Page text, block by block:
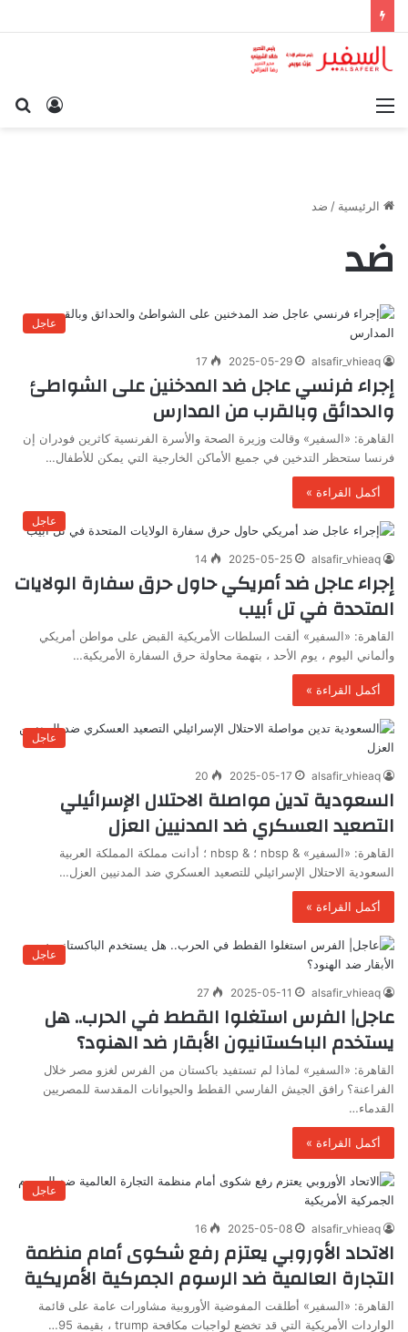
تسجيل
الرئيسية / ضد
ضد
عاجل
alsafir_vhieaq
2025-05-29
17
إجراء فرنسي عاجل ضد المدخنين على الشواطئ
والحدائق وبالقرب من المدارس
القاهرة: «السفير» وقالت وزيرة الصحة والأسرة الفرنسية كاثرين فودران إن
فرنسا ستحظر التدخين في جميع الأماكن الخارجية التي يمكن للأطفال…
أكمل القراءة »
عاجل
alsafir_vhieaq
2025-05-25
14
إجراء عاجل ضد أمريكي حاول حرق سفارة الولايات
المتحدة في تل أبيب
القاهرة: «السفير» ألقت السلطات الأمريكية القبض على مواطن أمريكي
وألماني اليوم ، يوم الأحد ، بتهمة محاولة حرق السفارة الأمريكية…
أكمل القراءة »
عاجل
alsafir_vhieaq
2025-05-17
20
السعودية تدين مواصلة الاحتلال الإسرائيلي
التصعيد العسكري ضد المدنيين العزل
القاهرة: «السفير» & nbsp ؛ & nbsp ؛ أدانت مملكة المملكة العربية
السعودية الاحتلال الإسرائيلي للتصعيد العسكري ضد المدنيين العزل…
أكمل القراءة »
عاجل
alsafir_vhieaq
2025-05-11
27
عاجل| الفرس استغلوا القطط في الحرب.. هل
يستخدم الباكستانيون الأبقار ضد الهنود؟
القاهرة: «السفير» لماذا لم تستفيد باكستان من الفرس لغزو مصر خلال
الفراعنة؟ رافق الجيش الفارسي القطط والحيوانات المقدسة للمصريين
القدماء…
أكمل القراءة »
عاجل
alsafir_vhieaq
2025-05-08
16
الاتحاد الأوروبي يعتزم رفع شكوى أمام منظمة
التجارة العالمية ضد الرسوم الجمركية الأمريكية
القاهرة: «السفير» أطلقت المفوضية الأوروبية مشاورات عامة على قائمة
الواردات الأمريكية التي قد تخضع لواجبات مكافحة trump ، بقيمة 95…